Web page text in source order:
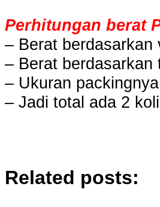
Perhitungan berat
– Berat berdasarkan
– Berat berdasarkan
– Ukuran
– Jadi total ada 2
Related posts: